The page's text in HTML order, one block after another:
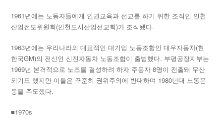
1961년에는 노동자들에게 인권교육과 선교를 하기 위한 조직인 인천
산업전도위원회(인천도시산업선교회)가 조직됐다.
1963년에는 우리나라의 대표적인 대기업 노동조합인 대우자동차(현
한국GM)의 전신인 신진자동차 노동조합이 출범했다. 부평공장지부는
1969년 본격적으로 노조를 결성하려 하자 주동자 8명이 전출돼 무산
되기도 했지만 이들은 꾸준히 권위주의에 반대하며 1980년대 노동운
동을 주도했다.
■1970s